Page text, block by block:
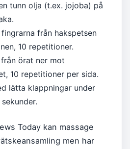
tunn olja (t.ex. jojoba) på
från hakspetsen
10 repetitioner.
örat ner mot
10 repetitioner per sida.
lätta klappningar under
Today kan massage
men har